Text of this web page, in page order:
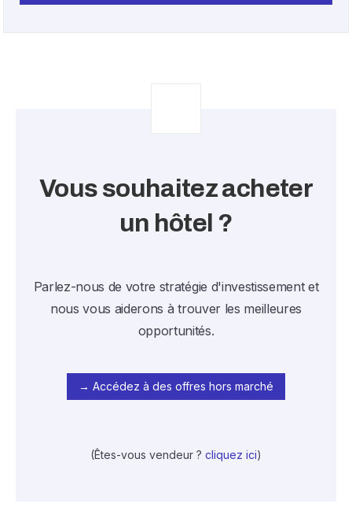
Vous souhaitez acheter
un hôtel ?
Parlez-nous de votre stratégie d'investissement et
nous vous aiderons à trouver les meilleures
opportunités.
→ Accédez à des offres hors marché
(Êtes-vous vendeur ? cliquez ici)